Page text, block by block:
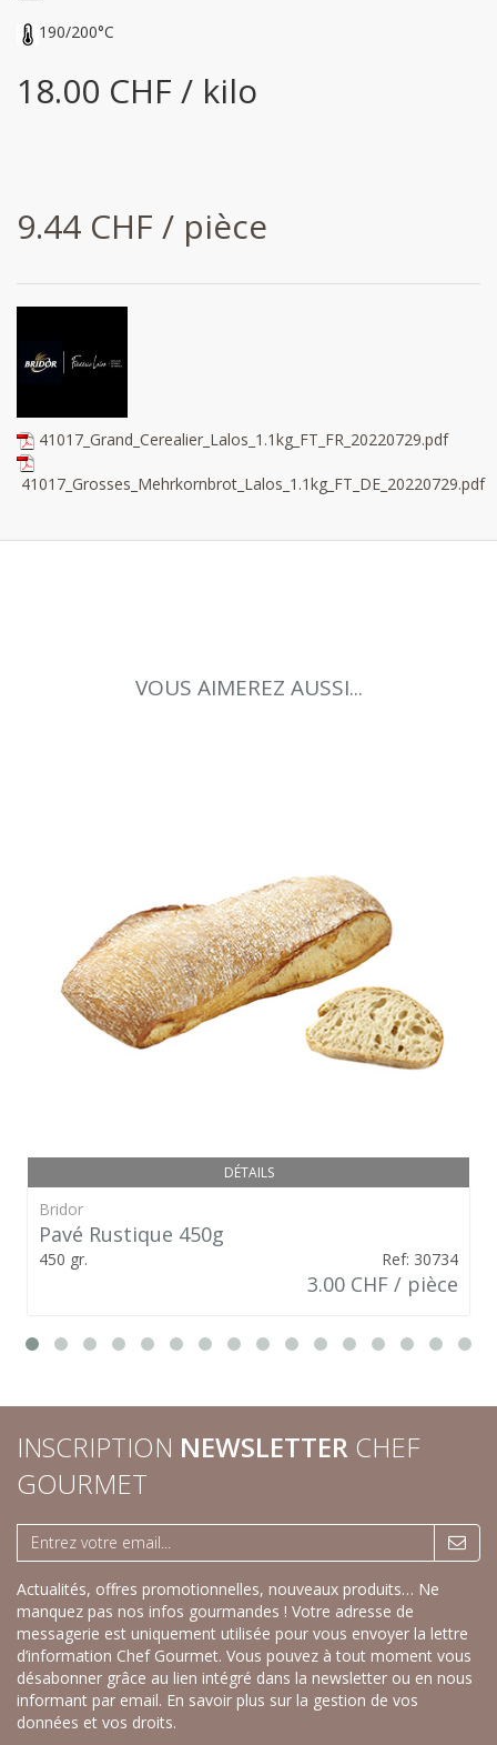
190/200°C
18.00 CHF / kilo
9.44 CHF / pièce
41017_Grand_Cerealier_Lalos_1.1kg_FT_FR_20220729.pdf
41017_Grosses_Mehrkornbrot_Lalos_1.1kg_FT_DE_20220729.pdf
VOUS AIMEREZ AUSSI...
DÉTAILS
Bridor
Pavé Rustique 450g
450 gr. Ref: 30734
3.00 CHF / pièce
INSCRIPTION NEWSLETTER CHEF
GOURMET
Actualités, offres promotionnelles, nouveaux produits… Ne
manquez pas nos infos gourmandes ! Votre adresse de
messagerie est uniquement utilisée pour vous envoyer la lettre
d’information Chef Gourmet. Vous pouvez à tout moment vous
désabonner grâce au lien intégré dans la newsletter ou en nous
informant par email. En savoir plus sur la gestion de vos
données et vos droits.